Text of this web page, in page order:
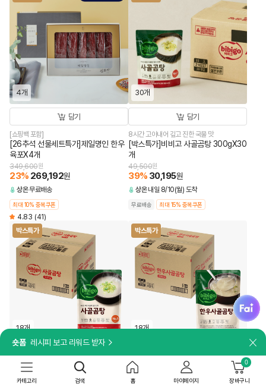
4개
담기
[쇼핑백 포함]
[26추석 선물세트특가]제일명인 한우
육포X4개
349,600원
23% 269,192원
상온무료배송
최대 10% 중복쿠폰
4.83 (41)
30개
담기
8시간 고아내어 깊고 진한 국물 맛
[박스특가]비비고 사골곰탕 300gX30
개
49,500원
39% 30,195원
상온 내일 8/10(월) 도착
무료배송 최대 15% 중복쿠폰
박스특가
18개
8시간 동안 고아내어 깊고 진한 국물 맛
[박스특가]비비고 사골곰탕 500gX18
박스특가
18개
국내산 사골로 더 깊고 담백하게
[박스특가]비비고 한우사골곰탕
숏폼 레시피 보고 리워드 받자
fai
카테고리 검색 홈 마이페이지 장바구니
0